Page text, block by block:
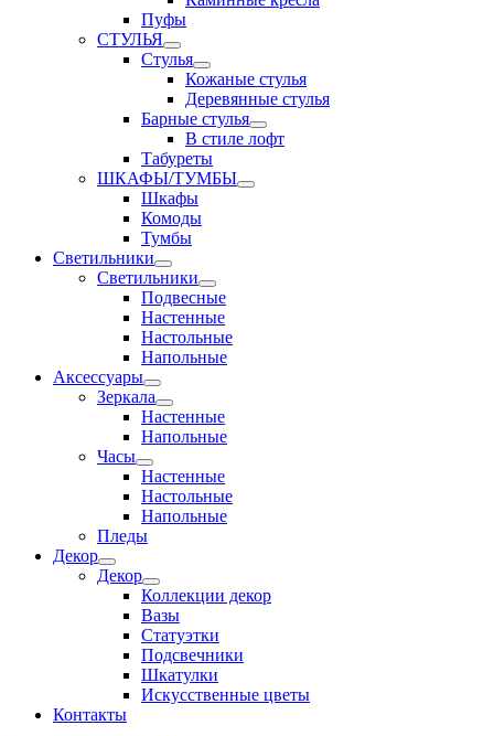
Пуфы
СТУЛЬЯ
Стулья
Кожаные стулья
Деревянные стулья
Барные стулья
В стиле лофт
Табуреты
ШКАФЫ/ТУМБЫ
Шкафы
Комоды
Тумбы
Светильники
Светильники
Подвесные
Настенные
Настольные
Напольные
Аксессуары
Зеркала
Настенные
Напольные
Часы
Настенные
Настольные
Напольные
Пледы
Декор
Декор
Коллекции декор
Вазы
Статуэтки
Подсвечники
Шкатулки
Искусственные цветы
Контакты